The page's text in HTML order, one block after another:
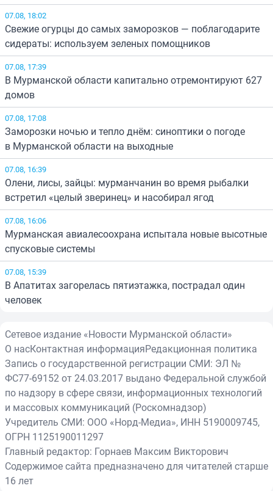
07.08, 18:02
Свежие огурцы до самых заморозков — поблагодарите
сидераты: используем зеленых помощников
07.08, 17:39
В Мурманской области капитально отремонтируют 627
домов
07.08, 17:08
Заморозки ночью и тепло днём: синоптики о погоде
в Мурманской области на выходные
07.08, 16:39
Олени, лисы, зайцы: мурманчанин во время рыбалки
встретил «целый зверинец» и насобирал ягод
07.08, 16:06
Мурманская авиалесоохрана испытала новые высотные
спусковые системы
07.08, 15:39
В Апатитах загорелась пятиэтажка, пострадал один
человек
Сетевое издание «Новости Мурманской области»
О насКонтактная информацияРедакционная политика
Запись о государственной регистрации СМИ: ЭЛ №
ФС77-69152 от 24.03.2017 выдано Федеральной службой
по надзору в сфере связи, информационных технологий
и массовых коммуникаций (Роскомнадзор)
Учредитель СМИ: ООО «Норд-Медиа», ИНН 5190009745,
ОГРН 1125190011297
Главный редактор: Горнаев Максим Викторович
Содержимое сайта предназначено для читателей старше
16 лет